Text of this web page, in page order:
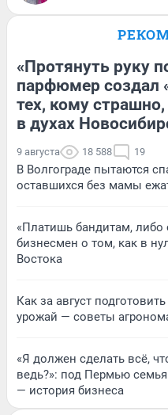
«Протянуть руку
парфюмер создал
тех, кому
в духах
9 августа 18 588 19
В Волгограде пытаются
оставшихся без мамы
«Платишь бандитам, либо
бизнесмен о том, как в
Востока
Как за август
урожай — советы
«Я должен сделать всё,
ведь?»: под Пермью
— история бизнеса